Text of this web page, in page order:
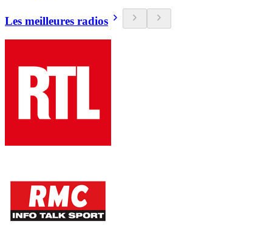
Les meilleures radios